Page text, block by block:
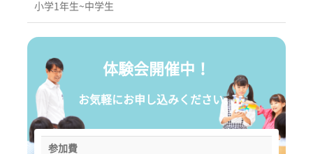
小学1年生~中学生
体験会開催中！
お気軽にお申し込みください。
参加費